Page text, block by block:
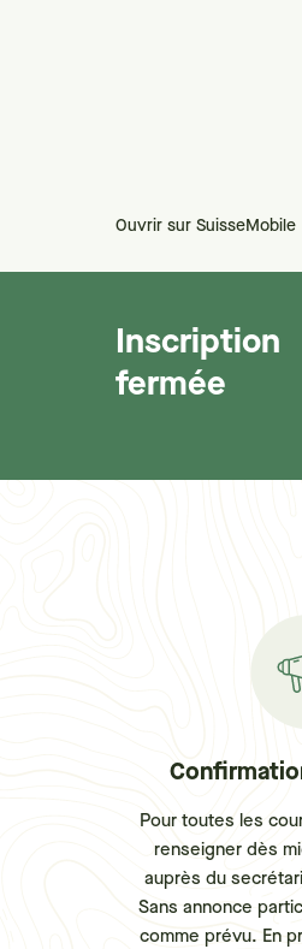
Ouvrir sur SuisseMobile
Inscription
fermée
Pour toutes les
renseigner dès
auprès du
Sans annonce
comme prévu. En